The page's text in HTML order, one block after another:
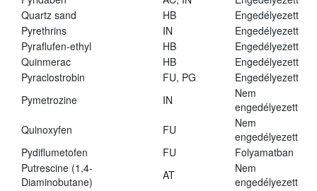
Quartz sand
HB
Engedélyezett
Pyrethrins
IN
Engedélyezett
Pyraflufen-ethyl
HB
Engedélyezett
Quinmerac
HB
Engedélyezett
Pyraclostrobin
FU, PG
Engedélyezett
Pymetrozine
IN
Nem
engedélyezett
Quinoxyfen
FU
Nem
engedélyezett
Pydiflumetofen
FU
Folyamatban
Putrescine (1,4-
Diaminobutane)
AT
Nem
engedélyezett